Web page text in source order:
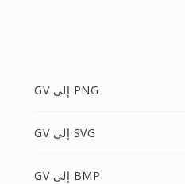
GV إلى PNG
GV إلى SVG
GV إلى BMP